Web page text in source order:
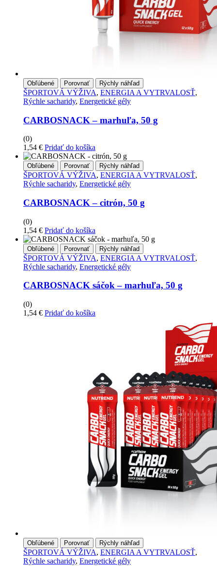
Obľúbené Porovnať Rýchly náhľad
ŠPORTOVÁ VÝŽIVA, ENERGIA A VYTRVALOSŤ,
Rýchle sacharidy, Energetické gély
CARBOSNACK – marhuľa, 50 g
(0)
1,54 € Pridať do košíka
Obľúbené Porovnať Rýchly náhľad
ŠPORTOVÁ VÝŽIVA, ENERGIA A VYTRVALOSŤ,
Rýchle sacharidy, Energetické gély
CARBOSNACK – citrón, 50 g
(0)
1,54 € Pridať do košíka
Obľúbené Porovnať Rýchly náhľad
ŠPORTOVÁ VÝŽIVA, ENERGIA A VYTRVALOSŤ,
Rýchle sacharidy, Energetické gély
CARBOSNACK sáčok – marhuľa, 50 g
(0)
1,54 € Pridať do košíka
Obľúbené Porovnať Rýchly náhľad
ŠPORTOVÁ VÝŽIVA, ENERGIA A VYTRVALOSŤ,
Rýchle sacharidy, Energetické gély